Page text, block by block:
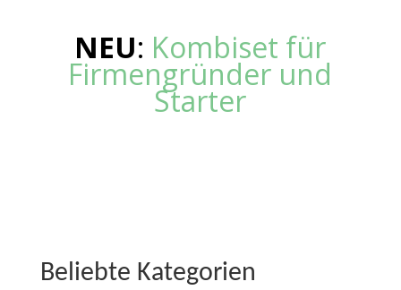
NEU: Kombiset für
Firmengründer und
Starter
Beliebte Kategorien